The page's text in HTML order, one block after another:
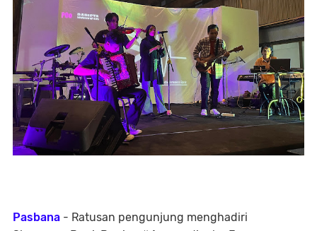
Pasbana - Ratusan pengunjung menghadiri